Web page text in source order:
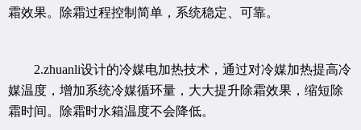
霜效果。除霜过程控制简单，系统稳定、可靠。
2.zhuanli设计的冷媒电加热技术，通过对冷媒加热提高冷
媒温度，增加系统冷媒循环量，大大提升除霜效果，缩短除
霜时间。除霜时水箱温度不会降低。